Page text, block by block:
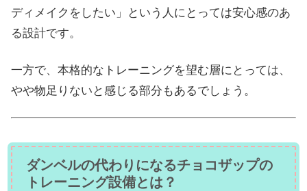
ディメイクをしたい」という人にとっては安心感のあ
る設計です。
一方で、本格的なトレーニングを望む層にとっては、
やや物足りないと感じる部分もあるでしょう。
ダンベルの代わりになるチョコザップの
トレーニング設備とは？